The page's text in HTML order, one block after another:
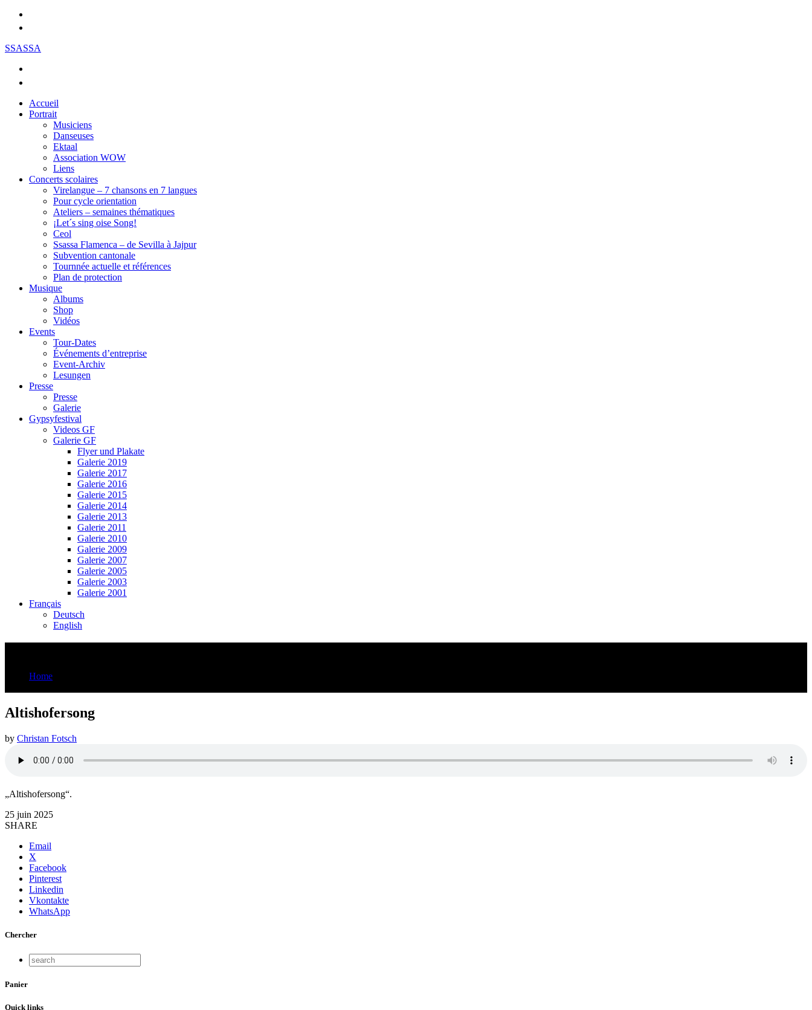
SSASSA
Accueil
Portrait
Musiciens
Danseuses
Ektaal
Association WOW
Liens
Concerts scolaires
Virelangue – 7 chansons en 7 langues
Pour cycle orientation
Ateliers – semaines thématiques
¡Let´s sing oise Song!
Ceol
Ssassa Flamenca – de Sevilla à Jajpur
Subvention cantonale
Tournnée actuelle et références
Plan de protection
Musique
Albums
Shop
Vidéos
Events
Tour-Dates
Événements d’entreprise
Event-Archiv
Lesungen
Presse
Presse
Galerie
Gypsyfestival
Videos GF
Galerie GF
Flyer und Plakate
Galerie 2019
Galerie 2017
Galerie 2016
Galerie 2015
Galerie 2014
Galerie 2013
Galerie 2011
Galerie 2010
Galerie 2009
Galerie 2007
Galerie 2005
Galerie 2003
Galerie 2001
Français
Deutsch
English
Home
Altishofersong
by Christan Fotsch
„Altishofersong“.
25 juin 2025
SHARE
Email
X
Facebook
Pinterest
Linkedin
Vkontakte
WhatsApp
Chercher
Panier
Quick links